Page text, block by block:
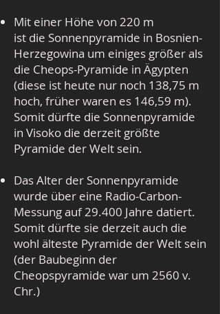
Mit einer Höhe von 220 m
ist die Sonnenpyramide in Bosnien-
Herzegowina um einiges größer als
die Cheops-Pyramide in Ägypten
(diese ist heute nur noch 138,75 m
hoch, früher waren es 146,59 m).
Somit dürfte die Sonnenpyramide
in Visoko die derzeit größte
Pyramide der Welt sein.
Das Alter der Sonnenpyramide
wurde über eine Radio-Carbon-
Messung auf 29.400 Jahre datiert.
Somit dürfte sie derzeit auch die
wohl älteste Pyramide der Welt sein
(der Baubeginn der
Cheopspyramide war um 2560 v.
Chr.)